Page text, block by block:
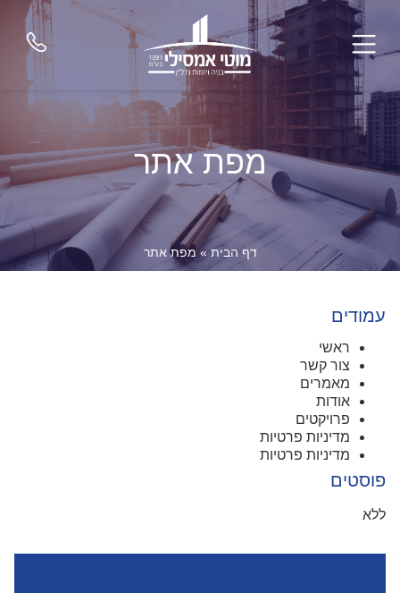
מפת אתר
דף הבית» מפת אתר
עמודים
ראשי
צור קשר
מאמרים
אודות
פרויקטים
מדיניות פרטיות
מדיניות פרטיות
פוסטים
ללא